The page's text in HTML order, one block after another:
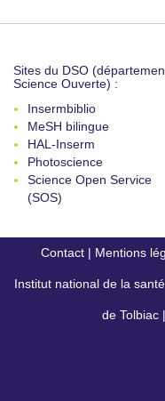
Sites du DSO
Science Ouverte) :
Insermbiblio
MeSH bilingue
HAL-Inserm
Photoscience
Science Open Service
(SOS)
Contact | Mentions
Institut national de la
de Tolbiac